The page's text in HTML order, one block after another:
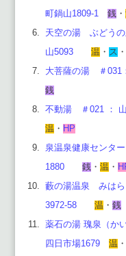
町鍋山1809-1
銭 ・
天空の湯 ぶどう
山5093
温 ・ ス ・
大菩薩の湯 ＃031
銭
不動湯 ＃021 ：
温 ・ HP
泉温泉健康センタ
1880
銭 ・ 温 ・
藪の湯温泉 みは
3972-58
温 ・ 銭
薬石の湯 瑰泉（か
四日市場1679
温 ・